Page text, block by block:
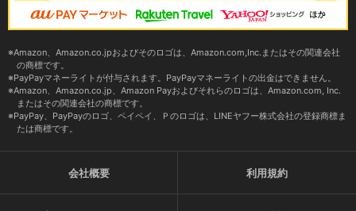
Amazon、Amazon.co.jpおよびそのロゴは、Amazon.com,Inc.またはその関連会社
の商標です。
PayPayマネーライトが付与されます。PayPayマネーライトの出金はできません。
Amazon、Amazon.co.jp、Amazon Payおよびそれらのロゴは、Amazon.com, Inc.
またはその関連会社の商標です。
PayPay、PayPayのロゴ、ペイペイ、Ｐのロゴは、LINEヤフー株式会社の登録商標ま
たは商標です。
会社概要 利用規約